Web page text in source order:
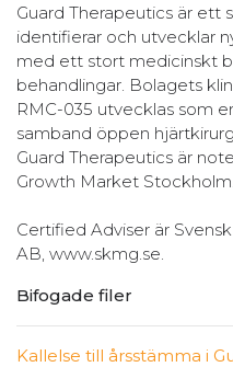
Guard Therapeutics är ett
identifierar och utvecklar
med ett stort medicinskt
behandlingar. Bolagets
RMC-035 utvecklas som
samband öppen
Guard Therapeutics är
Growth Market Stockholm.
Certified Adviser är
AB, www.skmg.se.
Bifogade filer
Kallelse till årsstämma i